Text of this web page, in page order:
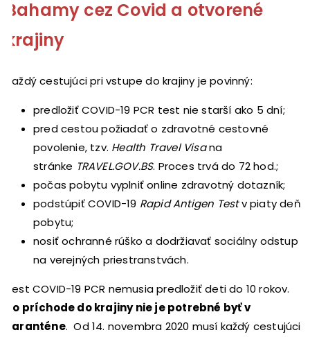
Bahamy cez Covid a otvorené
krajiny
Každý cestujúci pri vstupe do krajiny je povinný:
predložiť COVID-19 PCR test nie starší ako 5 dní;
pred cestou požiadať o zdravotné cestovné
povolenie, tzv. Health Travel Visana
stránke TRAVEL.GOV.BS. Proces trvá do 72 hod.;
počas pobytu vyplniť online zdravotný dotazník;
podstúpiť COVID-19 Rapid Antigen Testv piaty deň
pobytu;
nosiť ochranné rúško a dodržiavať sociálny odstup
na verejných priestranstvách.
Test COVID-19 PCR nemusia predložiť deti do 10 rokov.
Po príchode do krajiny nie je potrebné byť v
karanténe. Od 14. novembra 2020 musí každý cestujúci